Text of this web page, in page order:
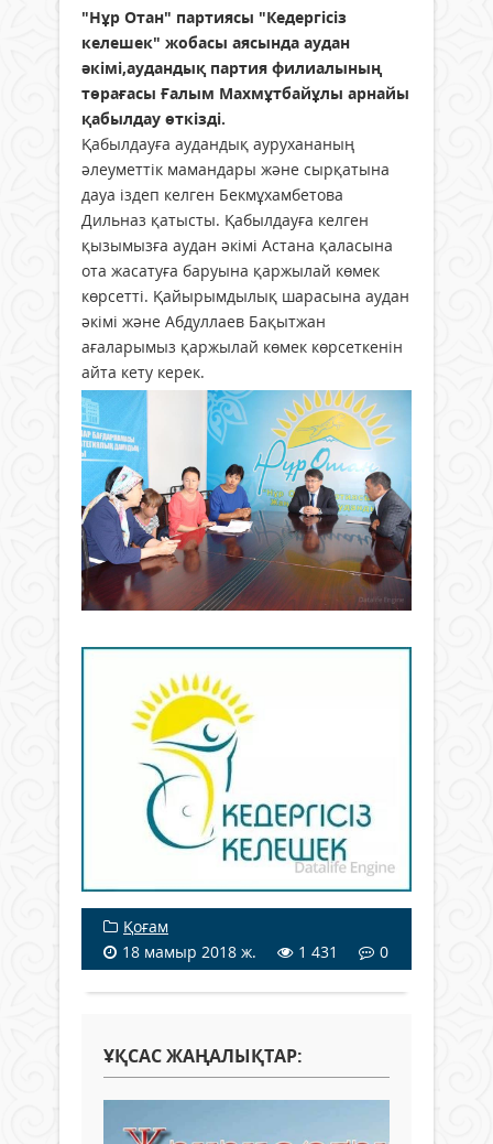
"Нұр Отан" партиясы "Кедергісіз
келешек" жобасы аясында аудан
әкімі,аудандық партия филиалының
төрағасы Ғалым Махмұтбайұлы арнайы
қабылдау өткізді.
Қабылдауға аудандық аурухананың
әлеуметтік мамандары және сырқатына
дауа іздеп келген Бекмұхамбетова
Дильназ қатысты. Қабылдауға келген
қызымызға аудан әкімі Астана қаласына
ота жасатуға баруына қаржылай көмек
көрсетті. Қайырымдылық шарасына аудан
әкімі және Абдуллаев Бақытжан
ағаларымыз қаржылай көмек көрсеткенін
айта кету керек.
Қоғам
18 мамыр 2018 ж.
1 431 0
ҰҚСАС ЖАҢАЛЫҚТАР: